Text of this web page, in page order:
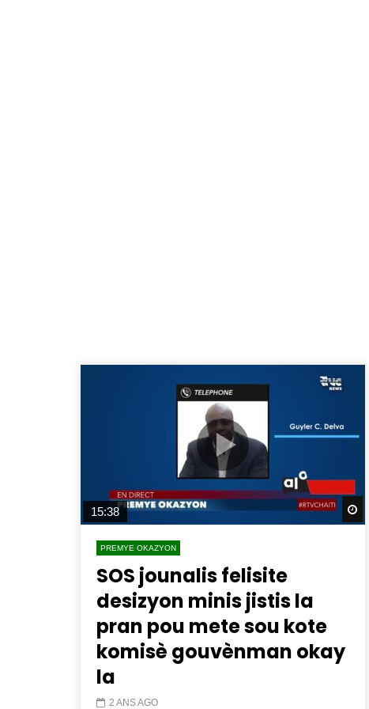
15:38
PREMYE OKAZYON
SOS jounalis felisite
desizyon minis jistis la
pran pou mete sou kote
komisè gouvènman okay
la
2 ANS AGO